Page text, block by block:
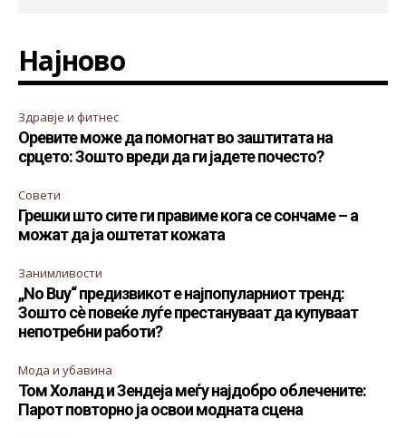
Најново
Здравје и фитнес
Оревите може да помогнат во заштитата на
срцето: Зошто вреди да ги јадете почесто?
Совети
Грешки што сите ги правиме кога се сончаме – а
можат да ја оштетат кожата
Занимливости
„No Buy“ предизвикот е најпопуларниот тренд:
Зошто сè повеќе луѓе престануваат да купуваат
непотребни работи?
Мода и убавина
Том Холанд и Зендеја меѓу најдобро облечените:
Парот повторно ја освои модната сцена